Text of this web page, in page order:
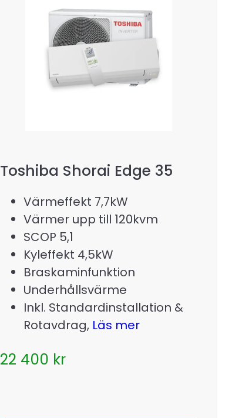
Toshiba Shorai Edge 35
Värmeffekt 7,7kW
Värmer upp till 120kvm
SCOP 5,1
Kyleffekt 4,5kW
Braskaminfunktion
Underhållsvärme
Inkl. Standardinstallation &
Rotavdrag, Läs mer
22 400 kr